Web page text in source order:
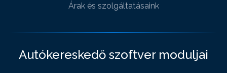
Árak és szolgáltatásaink
Autókereskedő szoftver moduljai